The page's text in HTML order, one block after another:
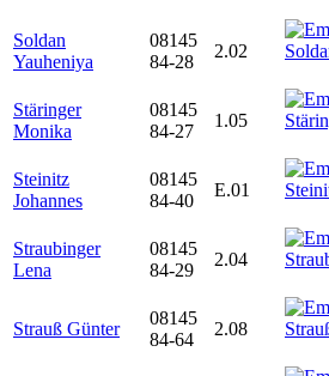
Soldan
Yauheniya
08145
84-28
2.02
Stäringer
Monika
08145
84-27
1.05
Steinitz
Johannes
08145
84-40
E.01
Straubinger
Lena
08145
84-29
2.04
Strauß Günter
08145
84-64
2.08